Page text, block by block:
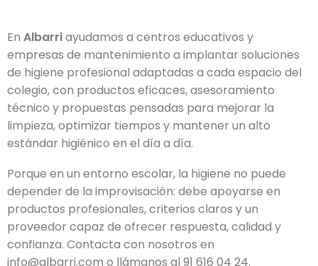
En Albarriayudamos a centros educativos y
empresas de mantenimiento a implantar soluciones
de higiene profesional adaptadas a cada espacio del
colegio, con productos eficaces, asesoramiento
técnico y propuestas pensadas para mejorar la
limpieza, optimizar tiempos y mantener un alto
estándar higiénico en el día a día.
Porque en un entorno escolar, la higiene no puede
depender de la improvisación: debe apoyarse en
productos profesionales, criterios claros y un
proveedor capaz de ofrecer respuesta, calidad y
confianza. Contacta con nosotros en
info@albarri.com o llámanos al 91 616 04 24.